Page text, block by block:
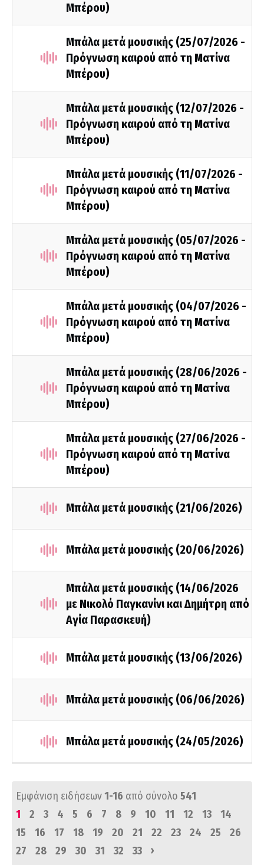
Μπέρου)
Μπάλα μετά μουσικής (25/07/2026 -
Πρόγνωση καιρού από τη Ματίνα
Μπέρου)
Μπάλα μετά μουσικής (12/07/2026 -
Πρόγνωση καιρού από τη Ματίνα
Μπέρου)
Μπάλα μετά μουσικής (11/07/2026 -
Πρόγνωση καιρού από τη Ματίνα
Μπέρου)
Μπάλα μετά μουσικής (05/07/2026 -
Πρόγνωση καιρού από τη Ματίνα
Μπέρου)
Μπάλα μετά μουσικής (04/07/2026 -
Πρόγνωση καιρού από τη Ματίνα
Μπέρου)
Μπάλα μετά μουσικής (28/06/2026 -
Πρόγνωση καιρού από τη Ματίνα
Μπέρου)
Μπάλα μετά μουσικής (27/06/2026 -
Πρόγνωση καιρού από τη Ματίνα
Μπέρου)
Μπάλα μετά μουσικής (21/06/2026)
Μπάλα μετά μουσικής (20/06/2026)
Μπάλα μετά μουσικής (14/06/2026
με Νικολό Παγκανίνι και Δημήτρη από
Αγία Παρασκευή)
Μπάλα μετά μουσικής (13/06/2026)
Μπάλα μετά μουσικής (06/06/2026)
Μπάλα μετά μουσικής (24/05/2026)
Εμφάνιση ειδήσεων1-16 από σύνολο 541
1
2 3 4 5 6 7 8 9 10 11 12 13
14
15
16 17 18 19 20 21 22 23 24 25
26
27
28 29 30 31 32 33 ›